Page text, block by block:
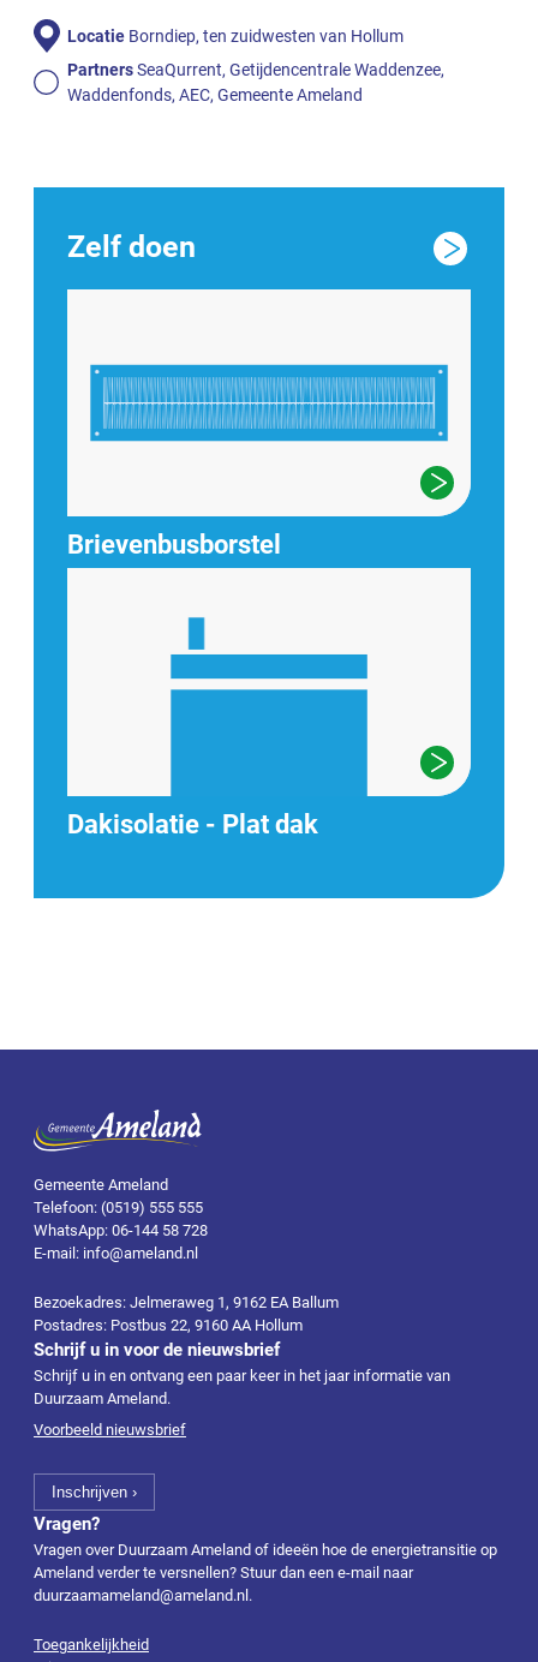
Locatie Borndiep, ten zuidwesten van Hollum
PartnersSeaQurrent, Getijdencentrale Waddenzee,
Waddenfonds, AEC, Gemeente Ameland
Zelf doen
Brievenbusborstel
Dakisolatie - Plat dak
Gemeente Ameland
Telefoon: (0519) 555 555
WhatsApp: 06-144 58 728
E-mail: info@ameland.nl
Bezoekadres: Jelmeraweg 1, 9162 EA Ballum
Postadres: Postbus 22, 9160 AA Hollum
Schrijf u in voor de nieuwsbrief
Schrijf u in en ontvang een paar keer in het jaar informatie van
Duurzaam Ameland.
Voorbeeld nieuwsbrief
Vragen?
Vragen over Duurzaam Ameland of ideeën hoe de energietransitie op
Ameland verder te versnellen? Stuur dan een e-mail naar
duurzaamameland@ameland.nl .
Toegankelijkheid